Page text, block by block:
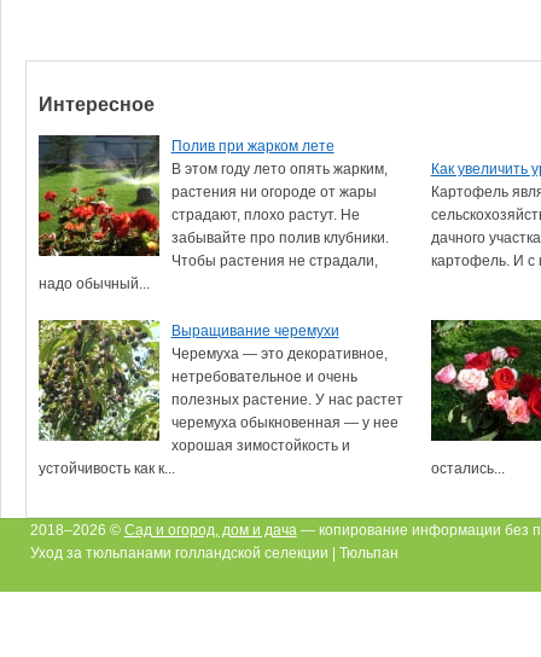
Интересное
Полив при жарком лете
В этом году лето опять жарким,
растения ни огороде от жары
страдают, плохо растут. Не
забывайте про полив клубники.
Чтобы растения не страдали,
надо обычный...
Как увеличить
Картофель
дачного
картофель. И с
Выращивание черемухи
Черемуха — это декоративное,
нетребовательное и очень
полезных растение. У нас растет
черемуха обыкновенная — у нее
хорошая зимостойкость и
устойчивость как к...
остались...
2018–2026 © Сад и огород, дом и дача — копирование информации без
Уход за тюльпанами голландской селекции | Тюльпан